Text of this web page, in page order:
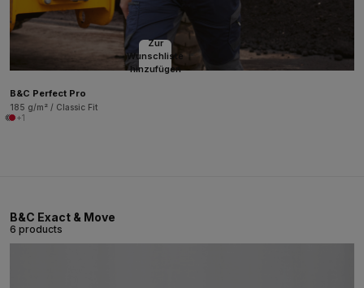
Zur
Wunschliste
hinzufügen
B&C Perfect Pro
185 g/m² / Classic Fit
+1
B&C Exact & Move
6 products